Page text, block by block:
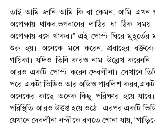
তাই আমি জানি আমি কি বা কেমন, আমি এখন
অপেক্ষায় থাকব,ভগবানের লাঠির ঘা ঠিক
অপেক্ষায় বসে থাকব।” এই পোস্ট ঘিরে মুহূর্তের
শুরু হয়। অনেকে মনে করেন, প্রবাহের
গায়িকা। যদিও তিনি কারও নাম উল্লেখ
আরও একটি পোস্ট করেন দেবলীনা। সেখানে
পরে একটা ভিডিও আর অডিও পাবলিশ করব,একটা
অনেকের কাছে অনেক কিছু পরিষ্কার হয়ে
পরিস্থিতি আরও উত্তপ্ত হয়ে ওঠে। এরপর একটি
যেখানে দেবলীনা নন্দীকে বলতে শোনা যায়,